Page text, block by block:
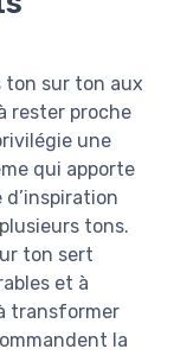
ton sur ton aux
rester proche
une
qui apporte
tons.
ton sert
et à
transformer
la